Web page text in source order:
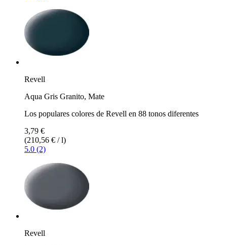
Revell
Aqua Gris Granito, Mate
Los populares colores de Revell en 88 tonos diferentes
3,79 €
(210,56 € / l)
5.0 (2)
Revell